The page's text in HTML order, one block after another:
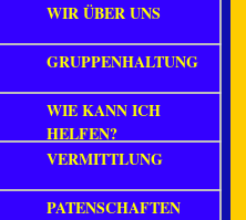
WIR ÜBER UNS
GRUPPENHALTUNG
WIE KANN ICH
HELFEN?
VERMITTLUNG
PATENSCHAFTEN